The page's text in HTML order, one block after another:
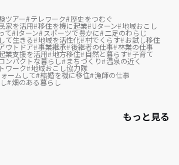
ツアー テレワーク 歴史をつむぐ
家を活用 移住を機に起業 Uターン 地域おこし
て Iターン スポーツで豊かに 二足のわらじ
て生きる 地域を活性化 村でくらす お試し移住
ウトドア 事業継承 後継者の仕事 林業の仕事
業支援を活用 地方移住 自然と暮らす 子育て
ンパクトな暮らし まちづくり 温泉の近く
ワーク 地域おこし協力隊
ームして 結婚を機に移住 漁師の仕事
畑のある暮らし
もっと見る